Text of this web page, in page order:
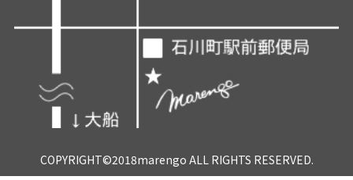
COPYRIGHT©2018marengo ALL RIGHTS RESERVED.